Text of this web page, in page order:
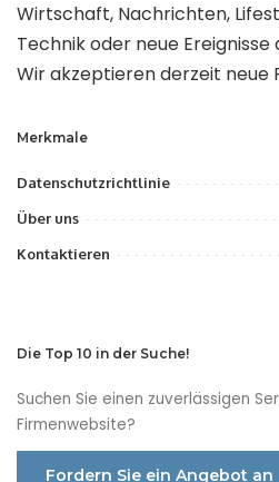
Wirtschaft, Nachrichten,
Technik oder neue
Wir akzeptieren derzeit neue
Merkmale
Datenschutzrichtlinie
Über uns
Kontaktieren
Die Top 10 in der Suche!
Suchen Sie einen zuverlässigen
Firmenwebsite?
Fordern Sie ein Angebot an